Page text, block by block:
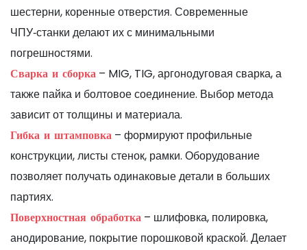
шестерни, коренные отверстия. Современные
ЧПУ‑станки делают их с минимальными
погрешностями.
Сварка и сборка – MIG, TIG, аргонодуговая сварка, а
также пайка и болтовое соединение. Выбор метода
зависит от толщины и материала.
Гибка и штамповка – формируют профильные
конструкции, листы стенок, рамки. Оборудование
позволяет получать одинаковые детали в больших
партиях.
Поверхностная обработка – шлифовка, полировка,
анодирование, покрытие порошковой краской. Делает